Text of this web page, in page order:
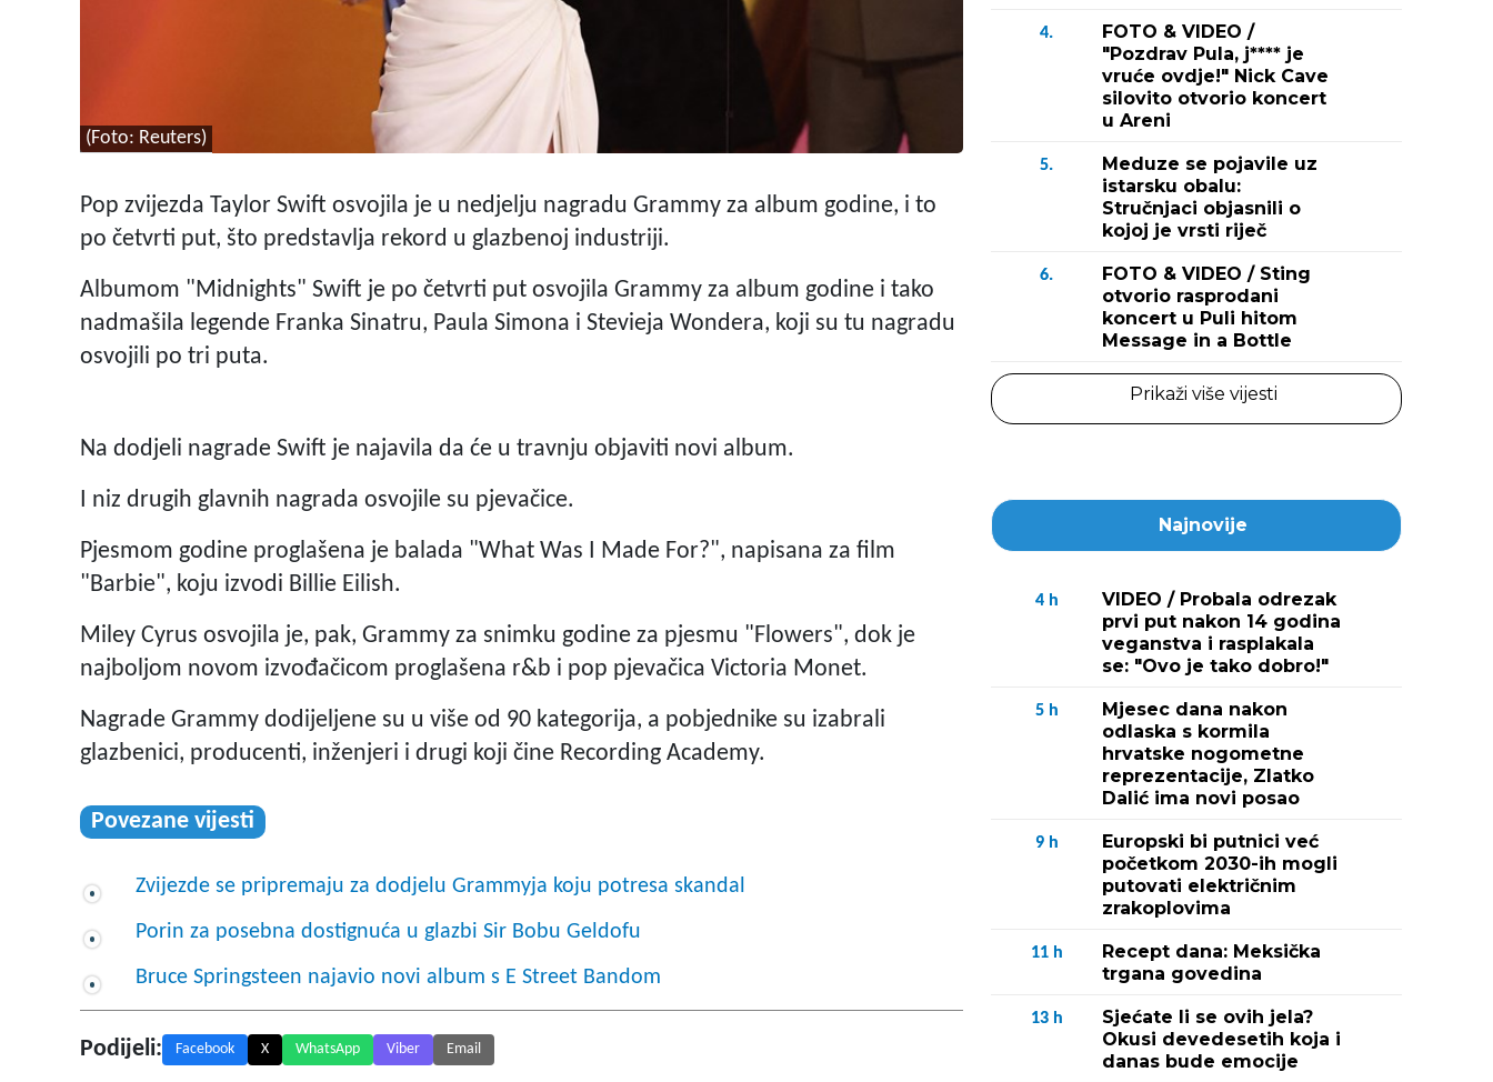
(Foto: Reuters)
Pop zvijezda Taylor Swift osvojila je u nedjelju nagradu Grammy za album godine, i to
po četvrti put, što predstavlja rekord u glazbenoj industriji.
Albumom "Midnights" Swift je po četvrti put osvojila Grammy za album godine i tako
nadmašila legende Franka Sinatru, Paula Simona i Stevieja Wondera, koji su tu nagradu
osvojili po tri puta.
Na dodjeli nagrade Swift je najavila da će u travnju objaviti novi album.
I niz drugih glavnih nagrada osvojile su pjevačice.
Pjesmom godine proglašena je balada "What Was I Made For?", napisana za film
"Barbie", koju izvodi Billie Eilish.
Miley Cyrus osvojila je, pak, Grammy za snimku godine za pjesmu "Flowers", dok je
najboljom novom izvođačicom proglašena r&b i pop pjevačica Victoria Monet.
Nagrade Grammy dodijeljene su u više od 90 kategorija, a pobjednike su izabrali
glazbenici, producenti, inženjeri i drugi koji čine Recording Academy.
Povezane vijesti
Zvijezde se pripremaju za dodjelu Grammyja koju potresa skandal
Porin za posebna dostignuća u glazbi Sir Bobu Geldofu
Bruce Springsteen najavio novi album s E Street Bandom
Podijeli: Facebook X WhatsApp Viber Email
4.
FOTO & VIDEO /
"Pozdrav Pula, j**** je
vruće ovdje!" Nick Cave
silovito otvorio koncert
u Areni
5.
Meduze se pojavile uz
istarsku obalu:
Stručnjaci objasnili o
kojoj je vrsti riječ
6.
FOTO & VIDEO / Sting
otvorio rasprodani
koncert u Puli hitom
Message in a Bottle
Prikaži više vijesti
Najnovije
4 h
VIDEO / Probala odrezak
prvi put nakon 14 godina
veganstva i rasplakala
se: "Ovo je tako dobro!"
5 h
Mjesec dana nakon
odlaska s kormila
hrvatske nogometne
reprezentacije, Zlatko
Dalić ima novi posao
9 h
Europski bi putnici već
početkom 2030-ih mogli
putovati električnim
zrakoplovima
11 h
Recept dana: Meksička
trgana govedina
13 h
Sjećate li se ovih jela?
Okusi devedesetih koja i
danas bude emocije